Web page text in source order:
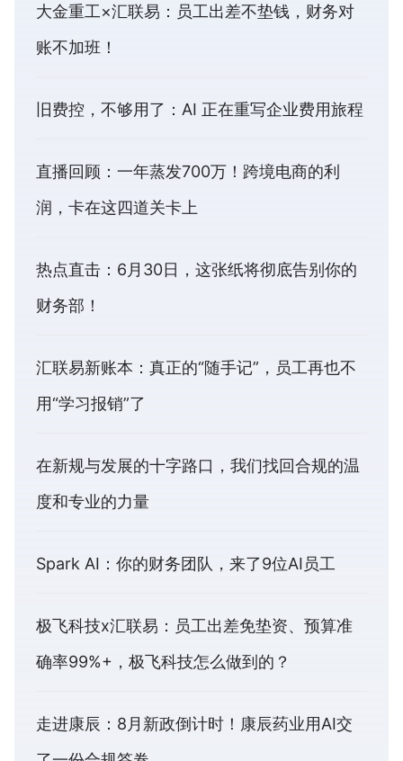
大金重工×汇联易：员工出差不垫钱，财务对
账不加班！
旧费控，不够用了：AI 正在重写企业费用旅程
直播回顾：一年蒸发700万！跨境电商的利
润，卡在这四道关卡上
热点直击：6月30日，这张纸将彻底告别你的
财务部！
汇联易新账本：真正的“随手记”，员工再也不
用“学习报销”了
在新规与发展的十字路口，我们找回合规的温
度和专业的力量
Spark AI：你的财务团队，来了9位AI员工
极飞科技x汇联易：员工出差免垫资、预算准
确率99%+，极飞科技怎么做到的？
走进康辰：8月新政倒计时！康辰药业用AI交